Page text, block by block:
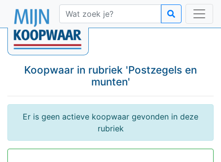
Koopwaar in rubriek 'Postzegels en
munten'
Er is geen actieve koopwaar gevonden in deze
rubriek